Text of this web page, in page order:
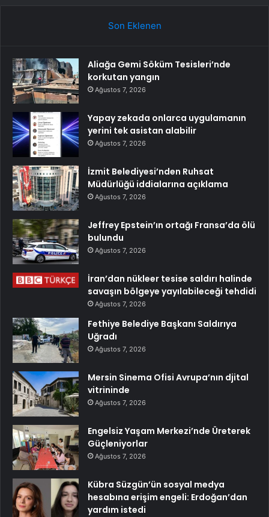
Son Eklenen
Aliağa Gemi Söküm Tesisleri’nde
korkutan yangın
Ağustos 7, 2026
Yapay zekada onlarca uygulamanın
yerini tek asistan alabilir
Ağustos 7, 2026
İzmit Belediyesi’nden Ruhsat
Müdürlüğü iddialarına açıklama
Ağustos 7, 2026
Jeffrey Epstein’ın ortağı Fransa’da ölü
bulundu
Ağustos 7, 2026
İran’dan nükleer tesise saldırı halinde
savaşın bölgeye yayılabileceği tehdidi
Ağustos 7, 2026
Fethiye Belediye Başkanı Saldırıya
Uğradı
Ağustos 7, 2026
Mersin Sinema Ofisi Avrupa’nın djital
vitrininde
Ağustos 7, 2026
Engelsiz Yaşam Merkezi’nde Üreterek
Güçleniyorlar
Ağustos 7, 2026
Kübra Süzgün’ün sosyal medya
hesabına erişim engeli: Erdoğan’dan
yardım istedi